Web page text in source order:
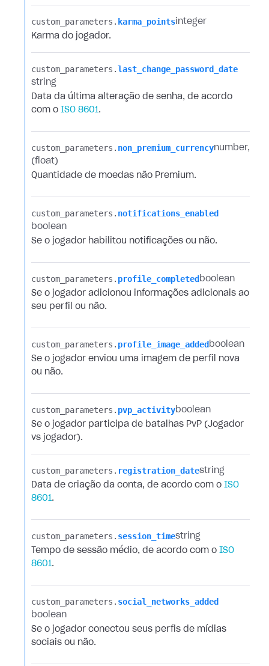
custom_parameters.​ karma_points integer
Karma do jogador.
custom_parameters.​last_change_password_date
string
Data da última alteração de senha, de acordo
com o ISO 8601.
custom_parameters.​ non_premium_currencynumber
(float)
Quantidade de moedas não Premium.
custom_parameters.​ notifications_enabled
boolean
Se o jogador habilitou notificações ou não.
custom_parameters.​ profile_completed boolean
Se o jogador adicionou informações adicionais ao
seu perfil ou não.
custom_parameters.​ profile_image_added boolean
Se o jogador enviou uma imagem de perfil nova
ou não.
custom_parameters.​ pvp_activityboolean
Se o jogador participa de batalhas PvP (Jogador
vs jogador).
custom_parameters.​ registration_datestring
Data de criação da conta, de acordo com o ISO
8601.
custom_parameters.​ session_timestring
Tempo de sessão médio, de acordo com o ISO
8601.
custom_parameters.​ social_networks_added
boolean
Se o jogador conectou seus perfis de mídias
sociais ou não.